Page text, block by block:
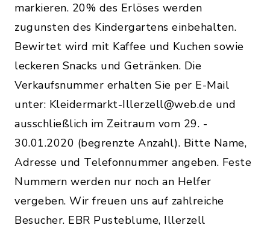
markieren. 20% des Erlöses werden
zugunsten des Kindergartens einbehalten.
Bewirtet wird mit Kaffee und Kuchen sowie
leckeren Snacks und Getränken. Die
Verkaufsnummer erhalten Sie per E-Mail
unter: Kleidermarkt-Illerzell@web.de und
ausschließlich im Zeitraum vom 29. -
30.01.2020 (begrenzte Anzahl). Bitte Name,
Adresse und Telefonnummer angeben. Feste
Nummern werden nur noch an Helfer
vergeben. Wir freuen uns auf zahlreiche
Besucher. EBR Pusteblume, Illerzell